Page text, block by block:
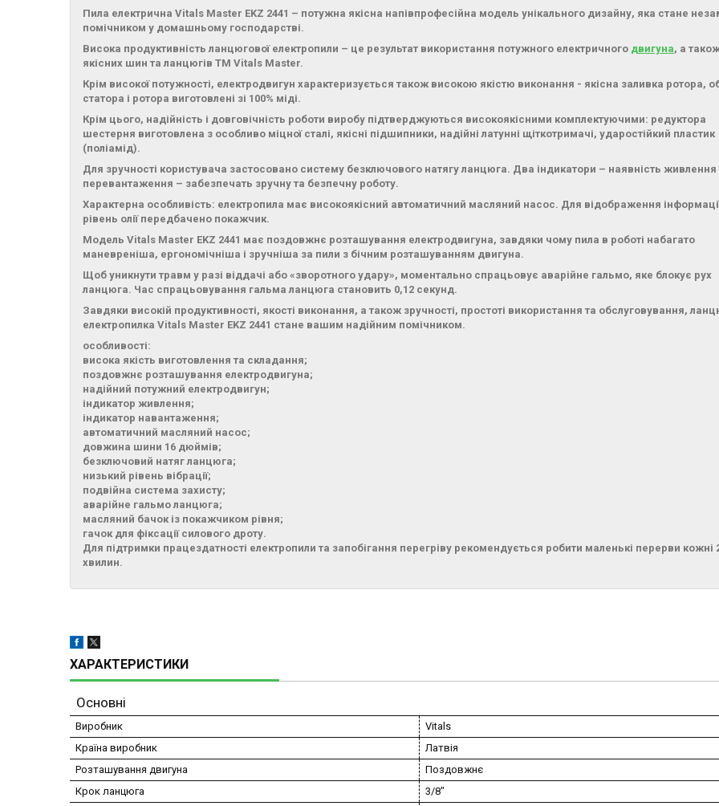
Пила електрична Vitals Master EKZ 2441 – потужна якісна напівпрофесійна модель унікального дизайну, яка стане
помічником у домашньому господарстві.
Висока продуктивність ланцюгової електропили – це результат використання потужного електричного двигуна, а
якісних шин та ланцюгів ТМ Vitals Master.
Крім високої потужності, електродвигун характеризується також високою якістю виконання - якісна заливка ротора,
статора і ротора виготовлені зі 100% міді.
Крім цього, надійність і довговічність роботи виробу підтверджуються високоякісними комплектуючими: редуктора
шестерня виготовлена ​​з особливо міцної сталі, якісні підшипники, надійні латунні щіткотримачі, ударостійкий пластик
(поліамід).
Для зручності користувача застосовано систему безключового натягу ланцюга. Два індикатори – наявність живлення
перевантаження – забезпечать зручну та безпечну роботу.
Характерна особливість: електропила має високоякісний автоматичний масляний насос. Для відображення
рівень олії передбачено покажчик.
Модель Vitals Master EKZ 2441 має поздовжнє розташування електродвигуна, завдяки чому пила в роботі набагато
маневреніша, ергономічніша і зручніша за пили з бічним розташуванням двигуна.
Щоб уникнути травм у разі віддачі або «зворотного удару», моментально спрацьовує аварійне гальмо, яке блокує рух
ланцюга. Час спрацьовування гальма ланцюга становить 0,12 секунд.
Завдяки високій продуктивності, якості виконання, а також зручності, простоті використання та обслуговування,
електропилка Vitals Master EKZ 2441 стане вашим надійним помічником.
особливості:
висока якість виготовлення та складання;
поздовжнє розташування електродвигуна;
надійний потужний електродвигун;
індикатор живлення;
індикатор навантаження;
автоматичний масляний насос;
довжина шини 16 дюймів;
безключовий натяг ланцюга;
низький рівень вібрації;
подвійна система захисту;
аварійне гальмо ланцюга;
масляний бачок із покажчиком рівня;
гачок для фіксації силового дроту.
Для підтримки працездатності електропили та запобігання перегріву рекомендується робити маленькі перерви кожні
хвилин.
ХАРАКТЕРИСТИКИ
Основні
Виробник
Vitals
Країна виробник
Латвія
Розташування двигуна
Поздовжнє
Крок ланцюга
3/8"